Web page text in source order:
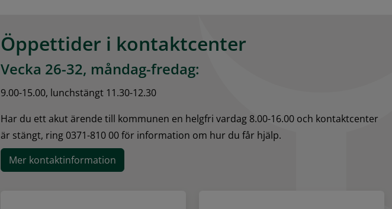
Öppettider i kontaktcenter
Vecka 26-32, måndag-fredag:
9.00-15.00, lunchstängt 11.30-12.30
Har du ett akut ärende till kommunen en helgfri vardag 8.00-16.00 och kontaktcenter
är stängt, ring 0371-810 00 för information om hur du får hjälp.
Mer kontaktinformation